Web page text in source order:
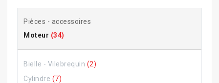
Pièces - accessoires
Moteur (34)
Bielle - Vilebrequin (2)
Cylindre (7)